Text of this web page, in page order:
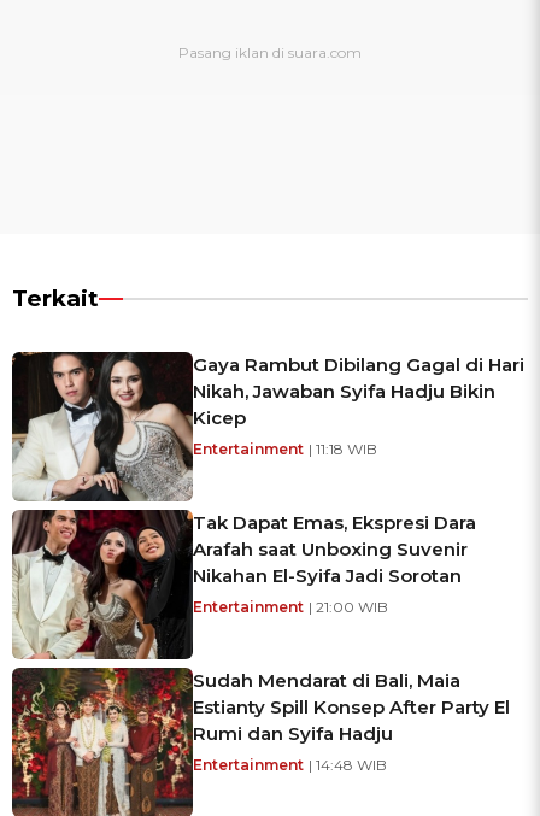
Terkait
Gaya Rambut Dibilang Gagal di Hari
Nikah, Jawaban Syifa Hadju Bikin
Kicep
Entertainment | 11:18 WIB
Tak Dapat Emas, Ekspresi Dara
Arafah saat Unboxing Suvenir
Nikahan El-Syifa Jadi Sorotan
Entertainment | 21:00 WIB
Sudah Mendarat di Bali, Maia
Estianty Spill Konsep After Party El
Rumi dan Syifa Hadju
Entertainment | 14:48 WIB